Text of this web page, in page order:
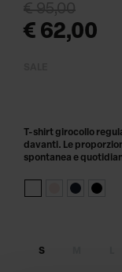
€ 62,00
€ 95,00
S
T-shirt girocollo
davanti. Le
spontanea e